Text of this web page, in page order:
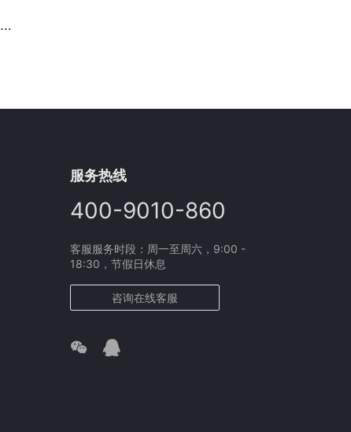
服务热线
400-9010-860
客服服务时段：周一至周六，9:00 -
18:30，节假日休息
咨询在线客服